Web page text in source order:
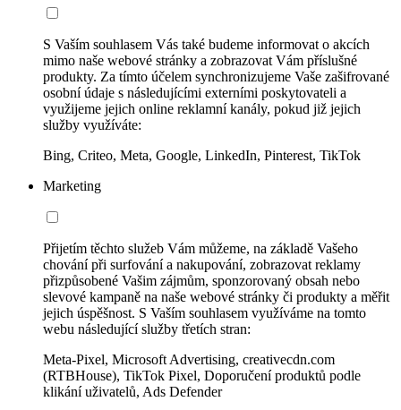
S Vaším souhlasem Vás také budeme informovat o akcích
mimo naše webové stránky a zobrazovat Vám příslušné
produkty. Za tímto účelem synchronizujeme Vaše zašifrované
osobní údaje s následujícími externími poskytovateli a
využijeme jejich online reklamní kanály, pokud již jejich
služby využíváte:
Bing, Criteo, Meta, Google, LinkedIn, Pinterest, TikTok
Marketing
Přijetím těchto služeb Vám můžeme, na základě Vašeho
chování při surfování a nakupování, zobrazovat reklamy
přizpůsobené Vašim zájmům, sponzorovaný obsah nebo
slevové kampaně na naše webové stránky či produkty a měřit
jejich úspěšnost. S Vaším souhlasem využíváme na tomto
webu následující služby třetích stran:
Meta-Pixel, Microsoft Advertising, creativecdn.com
(RTBHouse), TikTok Pixel, Doporučení produktů podle
klikání uživatelů, Ads Defender